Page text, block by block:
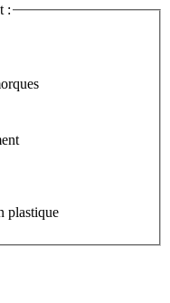
:
plastique